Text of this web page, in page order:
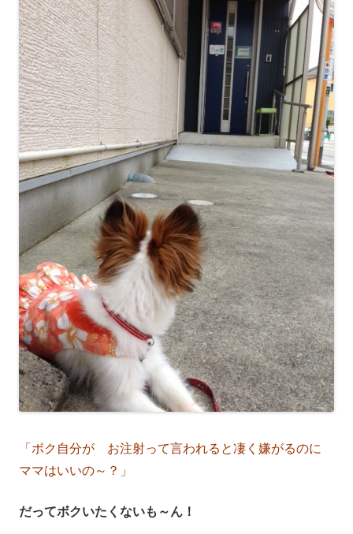
「ボク自分が お注射って言われると凄く嫌がるのに
ママはいいの～？」
だってボクいたくないも～ん！